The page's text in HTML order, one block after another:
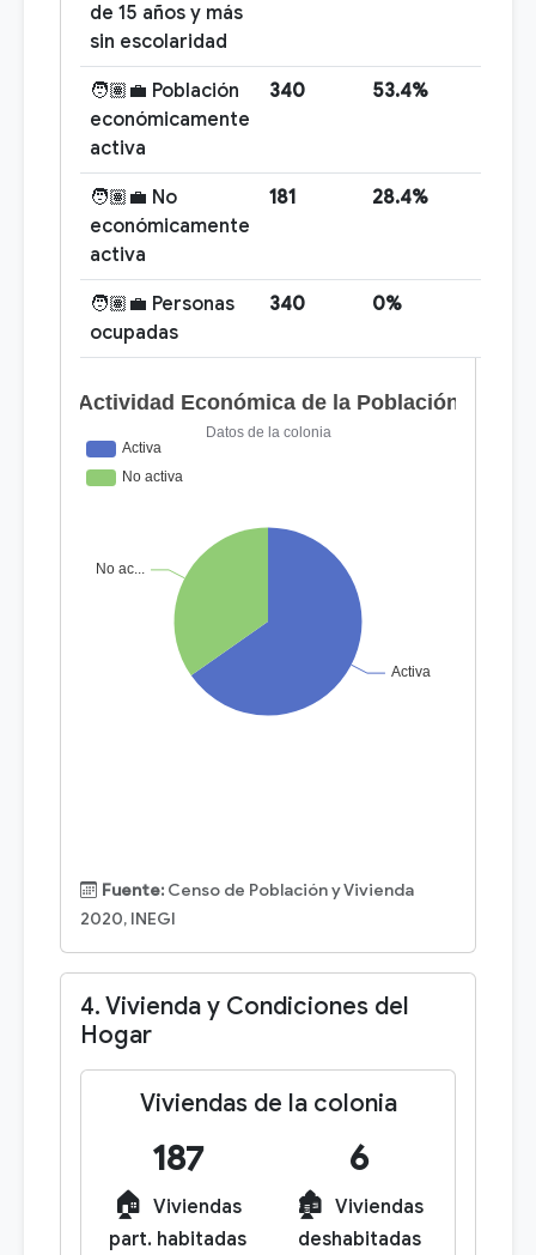
de 15 años y más
sin escolaridad
🧑🏽‍💼 Población
económicamente
activa
340 53.4%
🧑🏽‍💼 No
económicamente
activa
181 28.4%
🧑🏽‍💼 Personas
ocupadas
340 0%
Fuente: Censo de Población y Vivienda
2020, INEGI
4. Vivienda y Condiciones del
Hogar
Viviendas de la colonia
187
🏠 Viviendas
part. habitadas
6
🏚️ Viviendas
deshabitadas